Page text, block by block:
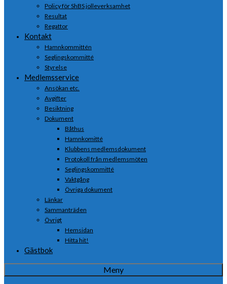
Policy för ShBS jolleverksamhet
Resultat
Regattor
Kontakt
Hamnkommittén
Seglingskommitté
Styrelse
Medlemsservice
Ansökan etc.
Avgifter
Besiktning
Dokument
Båthus
Hamnkomitté
Klubbens medlemsdokument
Protokoll från medlemsmöten
Seglingskommitté
Vaktgång
Övriga dokument
Länkar
Sammanträden
Övrigt
Hemsidan
Hitta hit!
Gästbok
Meny